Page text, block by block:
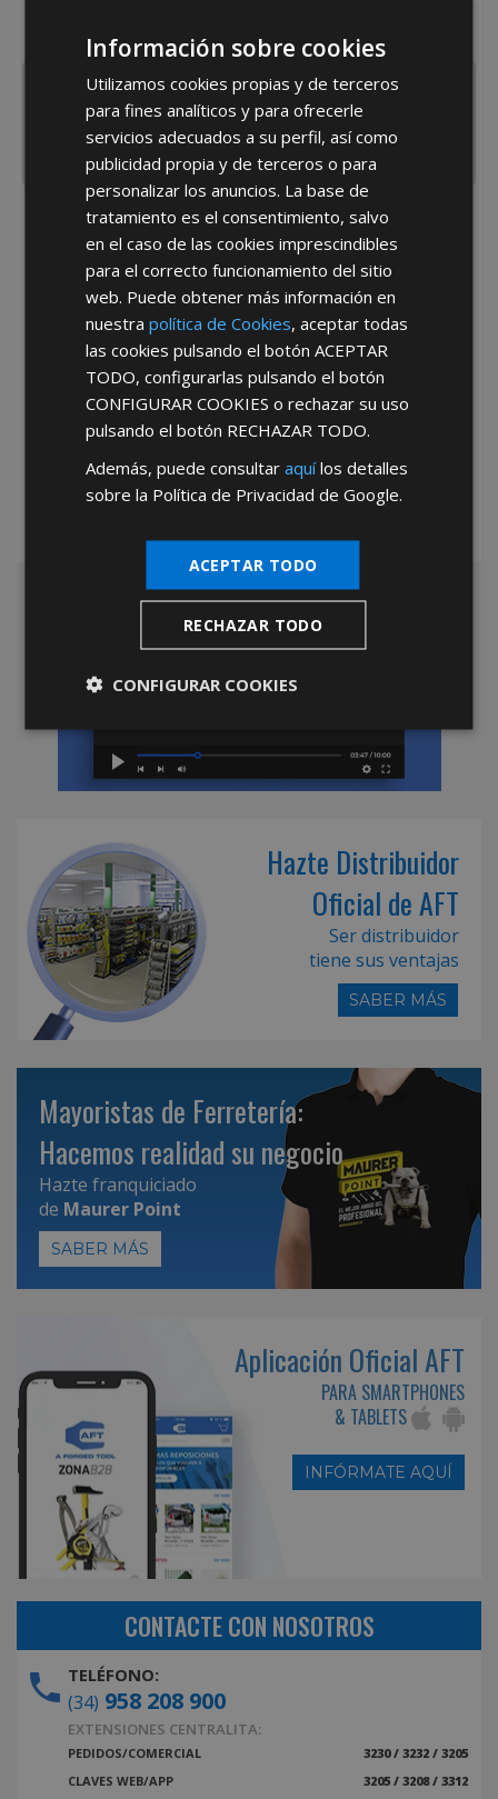
España
Portugal Otros
He leído y acepto laPolítica de Privacidad
*Abstenerse particulares, sólo venta a tiendas y empresas minoristas y
Hazte Distribuidor
Oficial de AFT
Ser distribuidor
tiene sus ventajas
SABER MÁS
Mayoristas de Ferretería:
Hacemos realidad su negocio
Hazte franquiciado
de Maurer Point
SABER MÁS
Aplicación Oficial AFT
PARA SMARTPHONES
& TABLETS
INFÓRMATE AQUÍ
CONTACTE CON NOSOTROS
TELÉFONO:
(34) 958 208 900
EXTENSIONES CENTRALITA:
PEDIDOS/COMERCIAL
3230 / 3232 / 3205
CLAVES WEB/APP
3205 / 3208 / 3312
Información sobre cookies
Utilizamos cookies propias y de terceros
para fines analíticos y para ofrecerle
servicios adecuados a su perfil, así como
publicidad propia y de terceros o para
personalizar los anuncios. La base de
tratamiento es el consentimiento, salvo
en el caso de las cookies imprescindibles
para el correcto funcionamiento del sitio
web. Puede obtener más información en
nuestrapolítica de Cookies, aceptar todas
las cookies pulsando el botónACEPTAR
TODO, configurarlas pulsando el botón
CONFIGURAR COOKIES o rechazar su uso
pulsando el botón RECHAZAR TODO.
Además, puede consultaraquílos detalles
sobre la Política de Privacidad de Google.
ACEPTAR TODO
RECHAZAR TODO
CONFIGURAR COOKIES